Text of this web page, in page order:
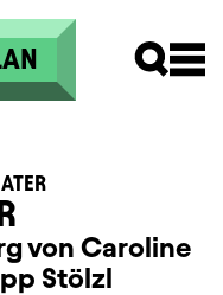
von Caroline
Stölzl